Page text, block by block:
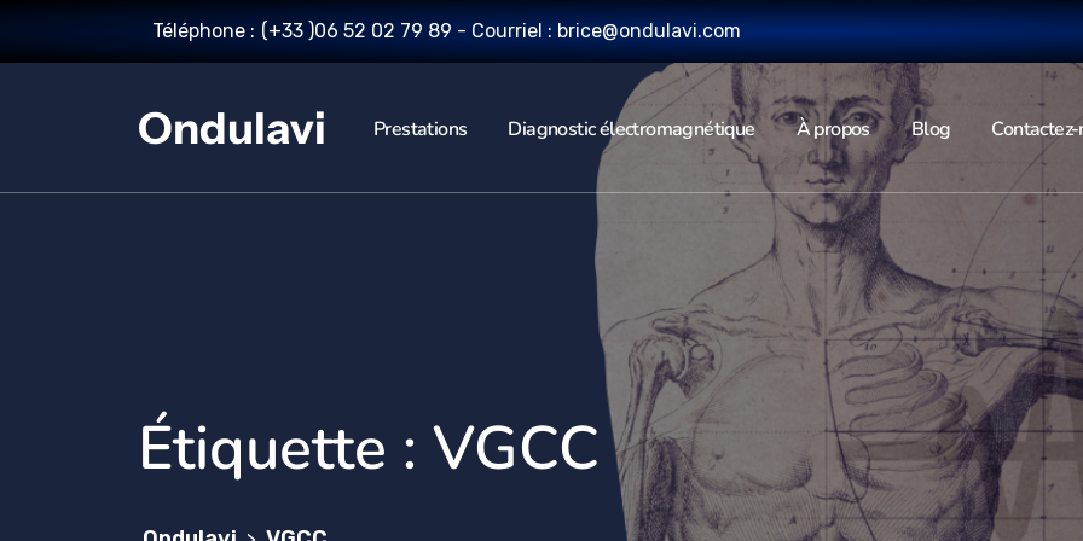
Téléphone : (+33 )06 52 02 79 89 - Courriel : brice@ondulavi.com
Ondulavi Prestations Diagnostic électromagnétique À propos Blog
Étiquette : VGCC